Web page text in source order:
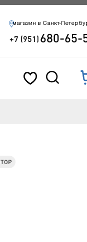
магазин в Санкт-
+7 (951)680-65-